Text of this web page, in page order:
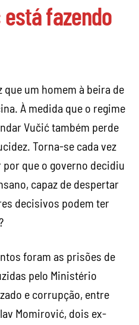
fazendo
um homem à beira de
À medida que o regime
Vučić também perde
Torna-se cada vez
que o governo decidiu
capaz de despertar
decisivos podem ter
foram as prisões de
pelo Ministério
e corrupção, entre
Momirović, dois ex-